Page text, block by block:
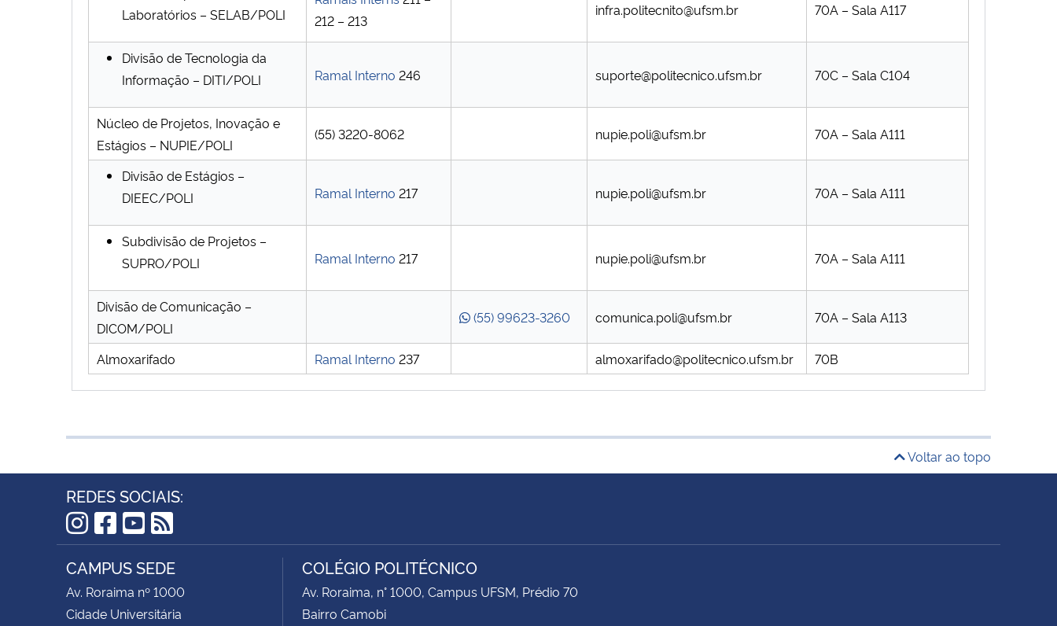
Laboratórios – SELAB/POLI
212 – 213
infra.politecnito@ufsm.br 70A – Sala A117
Divisão de Tecnologia da
Informação – DITI/POLI
Ramal Interno 246 suporte@politecnico.ufsm.br 70C – Sala C104
Núcleo de Projetos, Inovação e
Estágios – NUPIE/POLI
(55) 3220-8062 nupie.poli@ufsm.br 70A – Sala A111
Divisão de Estágios –
DIEEC/POLI
Ramal Interno 217 nupie.poli@ufsm.br 70A – Sala A111
Subdivisão de Projetos –
SUPRO/POLI
Ramal Interno 217 nupie.poli@ufsm.br 70A – Sala A111
Divisão de Comunicação –
DICOM/POLI
(55) 99623-3260 comunica.poli@ufsm.br 70A – Sala A113
Almoxarifado Ramal Interno 237 almoxarifado@politecnico.ufsm.br 70B
Voltar ao topo
REDES SOCIAIS:
Instagram
Facebook
YouTube
RSS
CAMPUS SEDE
Av. Roraima nº 1000
Cidade Universitária
COLÉGIO POLITÉCNICO
Av. Roraima, n° 1000, Campus UFSM, Prédio 70
Bairro Camobi